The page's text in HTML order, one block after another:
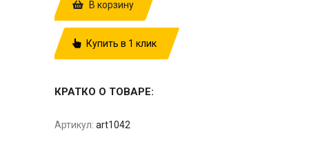
В корзину
Купить в 1 клик
КРАТКО О ТОВАРЕ:
Артикул: art1042